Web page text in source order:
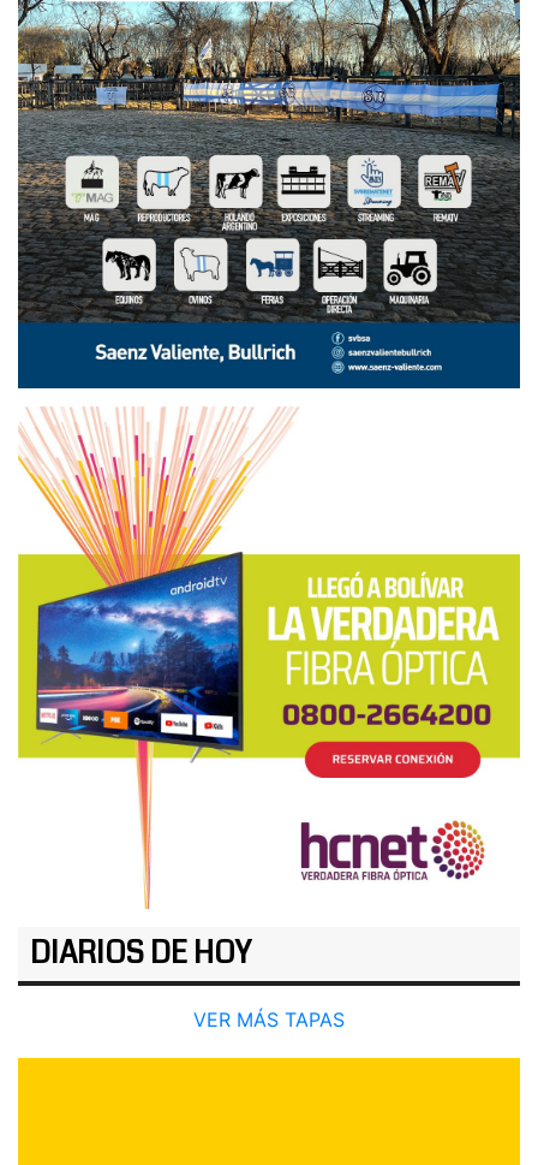
DIARIOS DE HOY
VER MÁS TAPAS